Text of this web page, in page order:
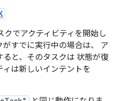
クでアクティビティを開始し
がすでに実行中の場合は、 ア
ると、そのタスクは 状態が復
ィは新しいインテントを